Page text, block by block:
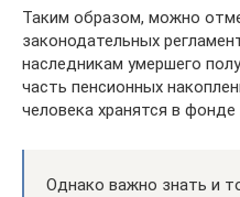
Таким образом, можно
законодательных
наследникам умершего
часть пенсионных
человека хранятся в
Однако важно знать и